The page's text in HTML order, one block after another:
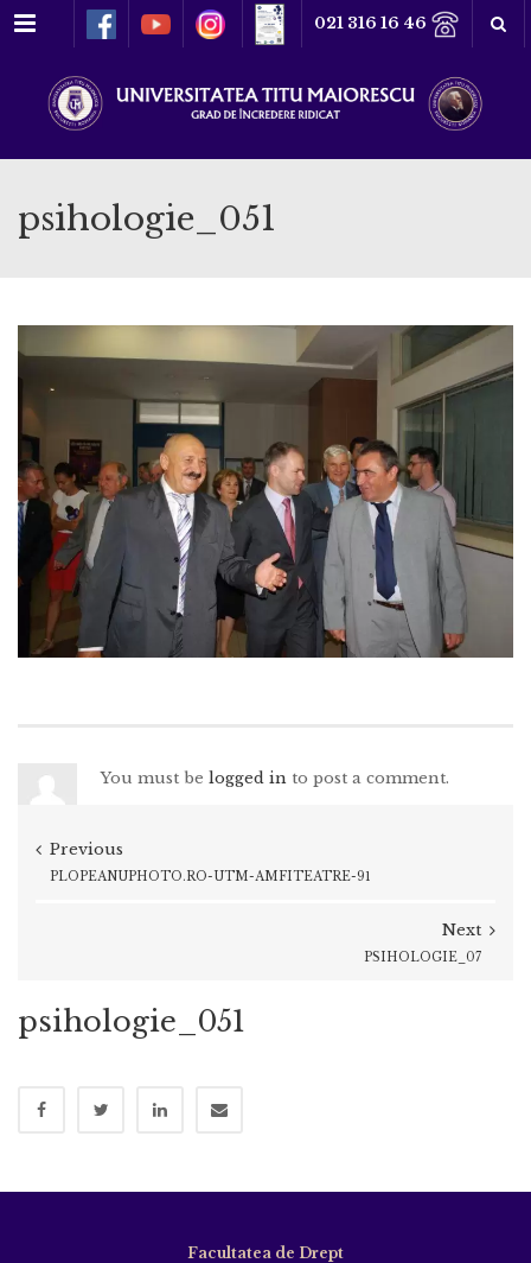
Meniu 021 316 16 46
psihologie_051
You must be logged in to post a comment.
Previous
PLOPEANUPHOTO.RO-UTM-AMFITEATRE-91
Next
PSIHOLOGIE_07
psihologie_051
Facultatea de Drept